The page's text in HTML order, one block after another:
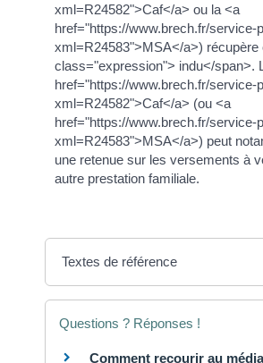
xml=R24582">Caf</a> ou la <a
href="https://www.brech.fr/service-
xml=R24583">MSA</a>) récupère
class="expression"> indu</span>.
href="https://www.brech.fr/service-
xml=R24582">Caf</a> (ou <a
href="https://www.brech.fr/service-
xml=R24583">MSA</a>) peut
une retenue sur les versements à
autre prestation familiale.
Textes de référence
Questions ? Réponses !
Comment recourir au